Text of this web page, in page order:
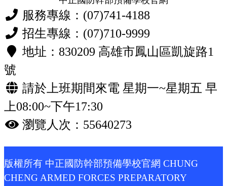
服務專線：(07)741-4188
招生專線：(07)710-9999
地址：830209 高雄市鳳山區凱旋路1
號
請於上班期間來電 星期一~星期五 早
上08:00~下午17:30
瀏覽人次：55640273
版權所有 中正國防幹部預備學校官網 CHUNG
CHENG ARMED FORCES PREPARATORY